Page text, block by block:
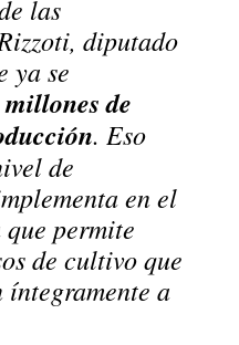
las
diputado
ya se
de
. Eso
de
en el
permite
de cultivo que
íntegramente a